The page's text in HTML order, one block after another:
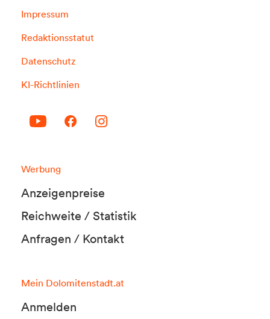
Impressum
Redaktionsstatut
Datenschutz
KI-Richtlinien
Werbung
Anzeigenpreise
Reichweite / Statistik
Anfragen / Kontakt
Mein Dolomitenstadt.at
Anmelden